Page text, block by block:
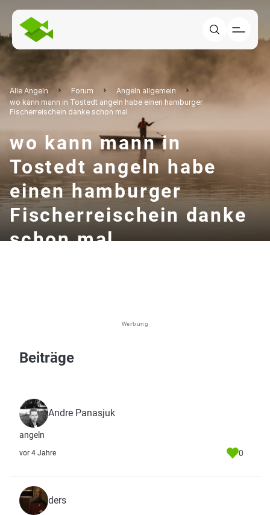
Alle Angeln Forum
Angeln allgemein
wo kann mann in Tostedt angeln habe einen hamburger
Fischerreischein danke schon mal
wo kann mann in
Tostedt angeln habe
einen hamburger
Fischerreischein danke
schon mal
Werbung
Beiträge
Andre Panasjuk
angeln
vor 4 Jahre 0
ders